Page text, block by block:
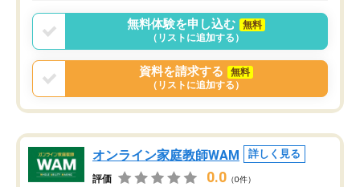
無料体験を申し込む
無料
（リストに追加する）
資料を請求する
無料
（リストに追加する）
オンライン家庭教師WAM 詳しく見る
評価 0.0 （0件）